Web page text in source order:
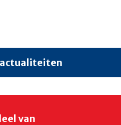
van